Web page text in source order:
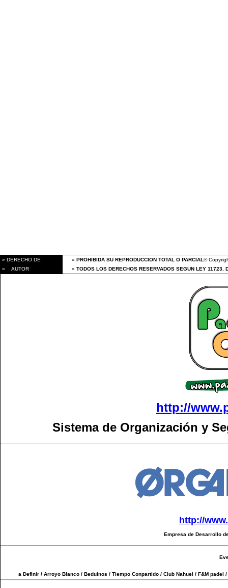
» DERECHO DE » PROHIBIDA SU REPRODUCCION TOTAL O PARCIAL®
» AUTOR
» TODOS LOS DERECHOS RESERVADOS SEGUN LEY
http://
Sistema de Organización y
http://
Empresa de Desarrollo
a Definir / Arroyo Blanco / Beduinos / Tiempo Conpartido / Club Nahuel / F&M